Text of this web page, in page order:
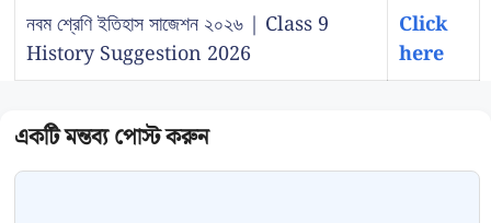
নবম শ্রেণি ইতিহাস সাজেশন ২০২৬ | Class 9
History Suggestion 2026
Click
here
Comment